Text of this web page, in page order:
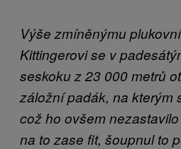
Výše zmíněnýmu
Kittingerovi se v
seskoku z 23 000 metrů
záložní padák, na kterým
což ho ovšem
na to zase fit, šoupnul to